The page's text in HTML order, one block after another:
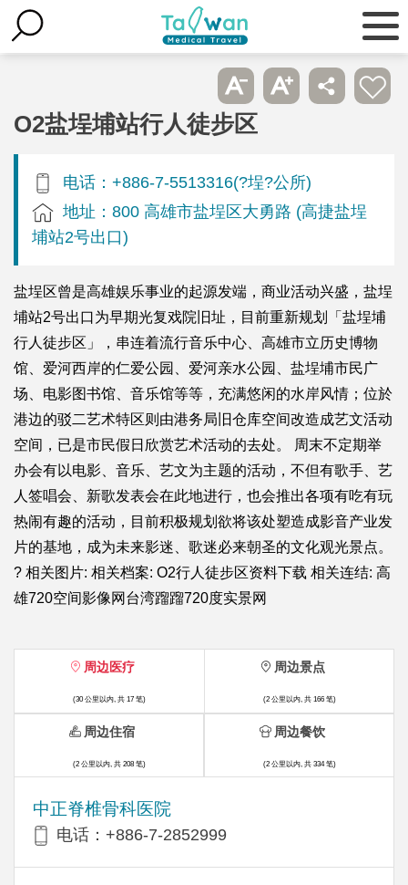
O2盐埕埔站行人徒步区
电话：+886-7-5513316(?埕?公所)
地址：800 高雄市盐埕区大勇路 (高捷盐埕
埔站2号出口)
盐埕区曾是高雄娱乐事业的起源发端，商业活动兴盛，盐埕
埔站2号出口为早期光复戏院旧址，目前重新规划「盐埕埔
行人徒步区」，串连着流行音乐中心、高雄市立历史博物
馆、爱河西岸的仁爱公园、爱河亲水公园、盐埕埔市民广
场、电影图书馆、音乐馆等等，充满悠闲的水岸风情；位於
港边的驳二艺术特区则由港务局旧仓库空间改造成艺文活动
空间，已是市民假日欣赏艺术活动的去处。 周末不定期举
办会有以电影、音乐、艺文为主题的活动，不但有歌手、艺
人签唱会、新歌发表会在此地进行，也会推出各项有吃有玩
热闹有趣的活动，目前积极规划欲将该处塑造成影音产业发
片的基地，成为未来影迷、歌迷必来朝圣的文化观光景点。
? 相关图片: 相关档案: O2行人徒步区资料下载 相关连结: 高
雄720空间影像网台湾蹓蹓720度实景网
周边医疗
(30 公里以内, 共 17 笔)
中正脊椎骨科医院
电话：+886-7-2852999
周边景点
(2 公里以内, 共 166 笔)
周边住宿
(2 公里以内, 共 208 笔)
周边餐饮
(2 公里以内, 共 334 笔)